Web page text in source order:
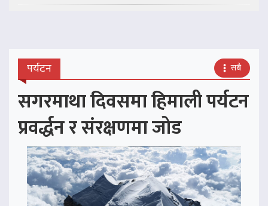
पर्यटन सबै
सगरमाथा दिवसमा हिमाली पर्यटन
प्रवर्द्धन र संरक्षणमा जोड